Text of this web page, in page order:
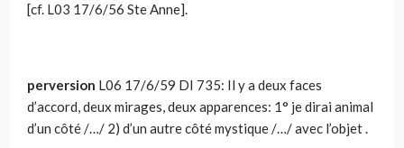
[cf. L03 17/6/56 Ste Anne].
perversion L06 17/6/59 DI 735: Il y a deux faces
d’accord, deux mirages, deux apparences: 1° je dirai animal
d’un côté /…/ 2) d’un autre côté mystique /…/ avec l’objet .